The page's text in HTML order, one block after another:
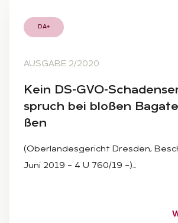
DA+
AUSGABE 2/2020
Kein DS-GVO-
spruch bei blo­ßen
ßen
(Oberlandesgericht Dresden,
Juni 2019 – 4 U 760/19 –)…